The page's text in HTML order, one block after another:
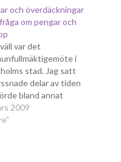
och överdäckningar
om pengar och
var det
i
stad. Jag satt
delar av tiden
bland annat
om flera olika
Något
2009